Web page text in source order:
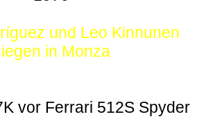
und Leo Kinnunen
in Monza
vor Ferrari 512S Spyder